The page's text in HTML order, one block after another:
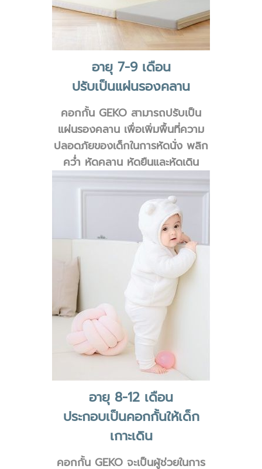
อายุ 7-9 เดือน
ปรับเป็นแผ่นรองคลาน
คอกกั้น GEKO สามารถปรับเป็น
แผ่นรองคลาน เพื่อเพิ่มพื้นที่ความ
ปลอดภัยของเด็กในการหัดนั่ง พลิก
คว่ำ หัดคลาน หัดยืนและหัดเดิน
อายุ 8-12 เดือน
ประกอบเป็นคอกกั้นให้เด็ก
เกาะเดิน
คอกกั้น GEKO จะเป็นผู้ช่วยในการ